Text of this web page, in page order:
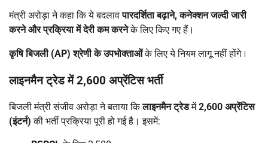
मंत्री अरोड़ा ने कहा कि ये बदलावपारदर्शिता बढ़ाने,कनेक्शन जल्दी जारी
करने और प्रक्रिया में देरी कम करनेके लिए किए गए हैं।
कृषि बिजली (AP)श्रेणी के उपभोक्ताओंके लिए ये नियम लागू नहीं होंगे।
लाइनमैन ट्रेड में 2,600 अप्रेंटिस भर्ती
बिजली मंत्री संजीव अरोड़ा ने बताया किलाइनमैन ट्रेडमें2,600 अप्रेंटिस
(इंटर्न) की भर्ती प्रक्रिया पूरी हो गई है। इसमें: